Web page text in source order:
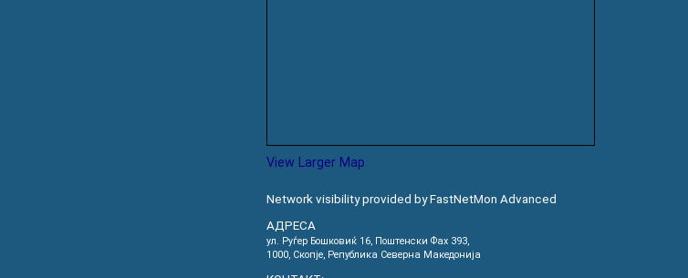
View Larger Map
Network visibility provided by FastNetMon Advanced
АДРЕСА
ул. Руѓер Бошковиќ 16, Пoштенски Фах 393,
1000, Скопје, Република Северна Македонија